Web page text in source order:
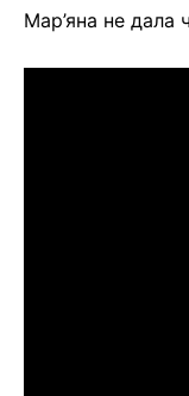
Мар’яна не дала